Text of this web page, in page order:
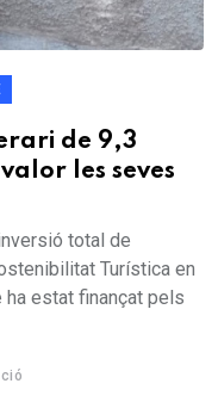
de 9,3
les seves
total de
Turística en
ha estat finançat pels